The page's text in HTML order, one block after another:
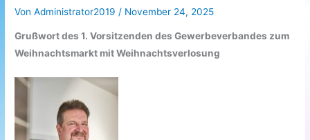
VonAdministrator2019 / November 24, 2025
Grußwort des 1. Vorsitzenden des Gewerbeverbandes zum
Weihnachtsmarkt mit Weihnachtsverlosung